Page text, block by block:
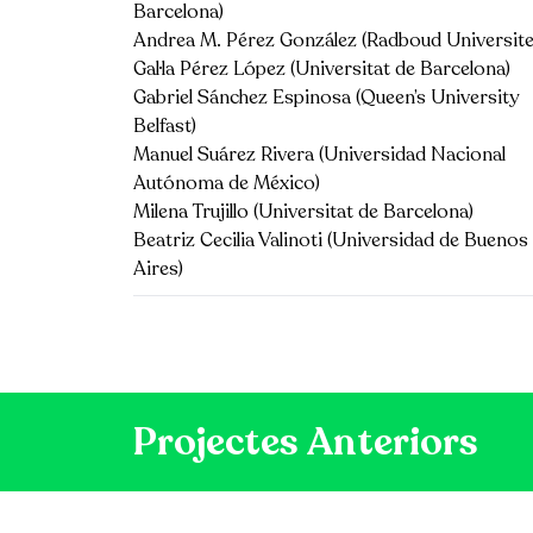
Barcelona)
Andrea M. Pérez González (Radboud
Gal·la Pérez López (Universitat de Barcelona)
Gabriel Sánchez Espinosa (Queen’s University
Belfast)
Manuel Suárez Rivera (Universidad Nacional
Autónoma de México)
Milena Trujillo (Universitat de Barcelona)
Beatriz Cecilia Valinoti (Universidad de Buenos
Aires)
Projectes Anteriors